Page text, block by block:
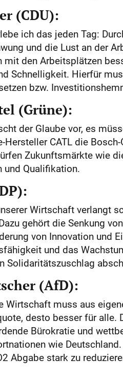
(CDU):
ich das jeden Tag:
und die Lust an der
mit den Arbeitsplätzen
Schnelligkeit. Hierfür
bzw.
(Grüne):
der Glaube vor, es
Hersteller CATL die
Zukunftsmärkte wie
und Qualifikation.
Wirtschaft verlangt
gehört die Senkung
von Innovation und
und das
Solidaritätszuschlag
(AfD):
Wirtschaft muss aus
desto besser für
Bürokratie und
wie
Abgabe stark zu